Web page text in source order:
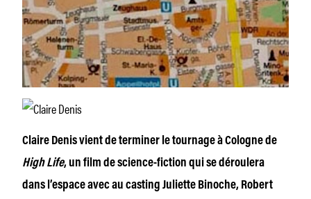
Claire Denis vient de terminer le tournage à Cologne de
High Life, un film de science-fiction qui se déroulera
dans l’espace avec au casting Juliette Binoche, Robert